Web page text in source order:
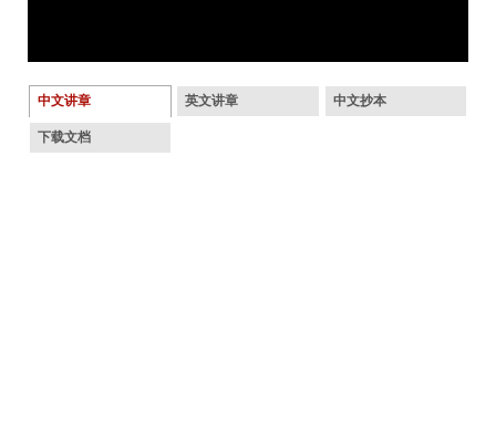
中文讲章 英文讲章 中文抄本
下载文档